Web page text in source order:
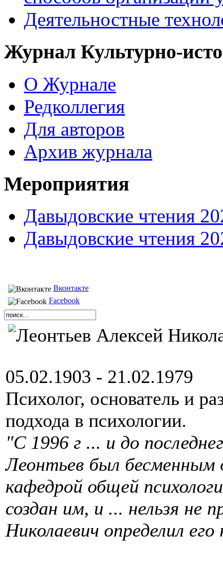
Деятельностные
Журнал Культурно-
О Журнале
Редколлегия
Для авторов
Архив журнала
Мероприятия
Давыдовские чтения
Давыдовские чтения
Вконтакте
Facebook
05.02.1903 - 21.02.1979
Психолог, основатель и
подхода в психологии.
"С 1996 г ... и до
Леонтьев был бесменным
кафедрой общей
создан им, и ... нельзя не
Николаевич определил